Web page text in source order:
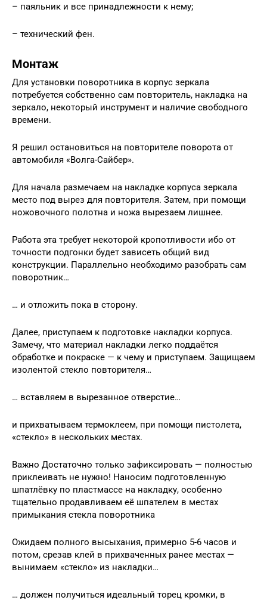
– паяльник и все принадлежности к нему;
– технический фен.
Монтаж
Для установки поворотника в корпус зеркала
потребуется собственно сам повторитель, накладка на
зеркало, некоторый инструмент и наличие свободного
времени.
Я решил остановиться на повторителе поворота от
автомобиля «Волга-Сайбер».
Для начала размечаем на накладке корпуса зеркала
место под вырез для повторителя. Затем, при помощи
ножовочного полотна и ножа вырезаем лишнее.
Работа эта требует некоторой кропотливости ибо от
точности подгонки будет зависеть общий вид
конструкции. Параллельно необходимо разобрать сам
поворотник…
… и отложить пока в сторону.
Далее, приступаем к подготовке накладки корпуса.
Замечу, что материал накладки легко поддаётся
обработке и покраске — к чему и приступаем. Защищаем
изолентой стекло повторителя…
… вставляем в вырезанное отверстие…
и прихватываем термоклеем, при помощи пистолета,
«стекло» в нескольких местах.
Важно Достаточно только зафиксировать — полностью
приклеивать не нужно! Наносим подготовленную
шпатлёвку по пластмассе на накладку, особенно
тщательно продавливаем её шпателем в местах
примыкания стекла поворотника
Ожидаем полного высыхания, примерно 5-6 часов и
потом, срезав клей в прихваченных ранее местах —
вынимаем «стекло» из накладки…
… должен получиться идеальный торец кромки, в